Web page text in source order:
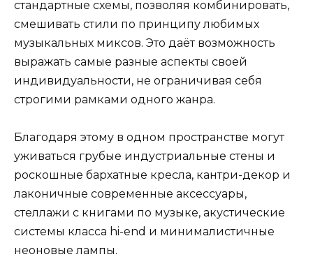
стандартные схемы, позволяя комбинировать,
смешивать стили по принципу любимых
музыкальных миксов. Это даёт возможность
выражать самые разные аспекты своей
индивидуальности, не ограничивая себя
строгими рамками одного жанра.
Благодаря этому в одном пространстве могут
уживаться грубые индустриальные стены и
роскошные бархатные кресла, кантри-декор и
лаконичные современные аксессуары,
стеллажи с книгами по музыке, акустические
системы класса hi-end и минималистичные
неоновые лампы.